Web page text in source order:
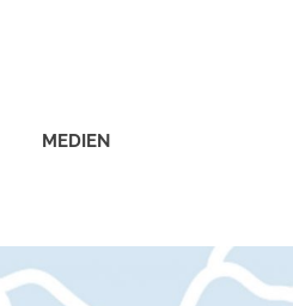
MEDIEN